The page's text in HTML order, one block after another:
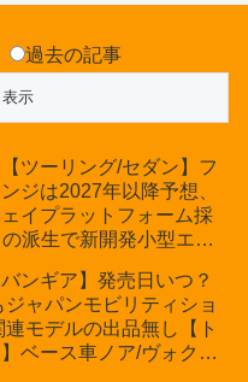
過去の記事
ツーリング/セダン】フ
ジは2027年以降予想、
イプラットフォーム採
派生で新開発小型エン
【トヨタ最新情報】60
ンギア】発売日いつ？
ャパンモビリティショ
モデルの出品無し【ト
ベース車ノア/ヴォクシ